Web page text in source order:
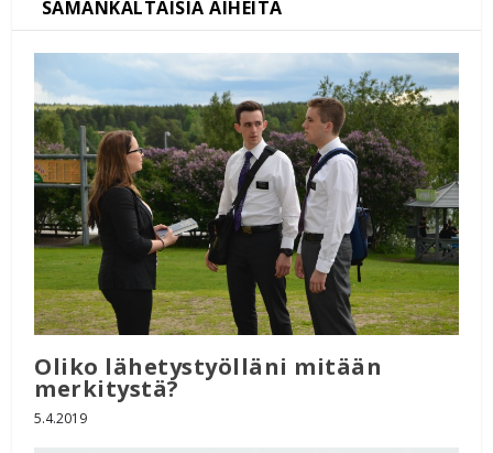
Oliko lähetystyölläni mitään
merkitystä?
5.4.2019